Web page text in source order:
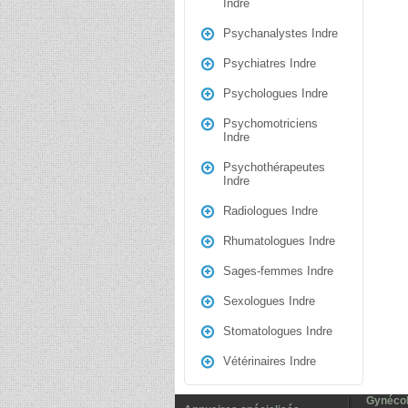
Indre
Psychanalystes Indre
Psychiatres Indre
Psychologues Indre
Psychomotriciens
Indre
Psychothérapeutes
Indre
Radiologues Indre
Rhumatologues Indre
Sages-femmes Indre
Sexologues Indre
Stomatologues Indre
Vétérinaires Indre